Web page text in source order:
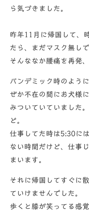
ら気づきました。
昨年11月に帰国して、
たら、まだマスク無し
そんななか腰痛を再発
パンデミック時のよう
ぜか不在の間にお犬様
みついていていました
ど。
仕事してた時は5:30に
ない時間だけど、仕事
まいます。
それに帰国してすぐに
ていけませんでした。
歩くと膝が笑ってる感